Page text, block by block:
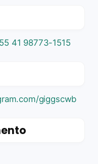
41 98773-1515
giggscwb